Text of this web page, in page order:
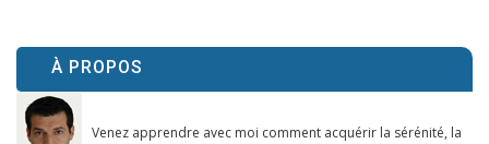
À PROPOS
Venez apprendre avec moi comment acquérir la sérénité, la